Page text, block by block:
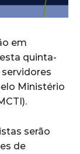
em
quinta-
servidores
Ministério
serão
de